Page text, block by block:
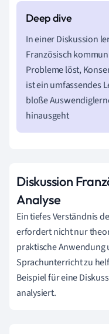
In einer Diskussion
Französisch
Probleme löst,
ist ein umfassendes
bloße
hinausgeht
Diskussion
Analyse
Ein tiefes Verständnis
erfordert nicht nur
praktische Anwendung
Sprachunterricht zu
Beispiel für eine
analysiert.